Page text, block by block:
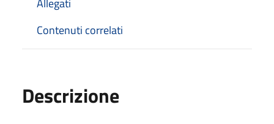
Contenuti correlati
Descrizione